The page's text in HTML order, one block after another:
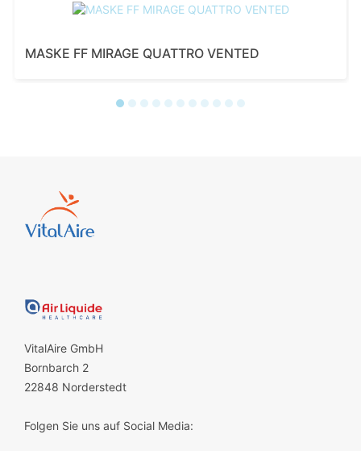
MASKE FF MIRAGE QUATTRO VENTED
VitalAire GmbH
Bornbarch 2
22848 Norderstedt
Folgen Sie uns auf Social Media: